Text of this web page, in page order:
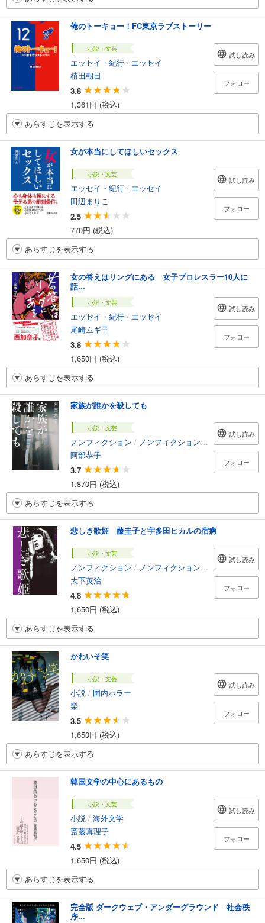
俺のトーキョー！FC東京ラブストーリー
小説・文芸
エッセイ・紀行 / エッセイ
植田朝日
3.8
1,361円 (税込)
試し読み
フォロー
あらすじを表示する
女が本当にしてほしいセックス
小説・文芸
エッセイ・紀行 / エッセイ
田辺まりこ
2.5
770円 (税込)
試し読み
フォロー
あらすじを表示する
女の答えはリングにある 女子プロレスラー10人に
話...
小説・文芸
エッセイ・紀行 / エッセイ
尾崎ムギ子
3.8
1,650円 (税込)
試し読み
フォロー
あらすじを表示する
家族が誰かを殺しても
小説・文芸
ノンフィクション / ノンフィクション・ドキュメンタリー
阿部恭子
3.7
1,870円 (税込)
試し読み
フォロー
あらすじを表示する
悲しき歌姫 藤圭子と宇多田ヒカルの宿痾
小説・文芸
ノンフィクション / ノンフィクション・ドキュメンタリー
大下英治
4.8
1,650円 (税込)
試し読み
フォロー
あらすじを表示する
かわいそ笑
小説・文芸
小説 / 国内ホラー
梨
3.5
1,650円 (税込)
試し読み
フォロー
あらすじを表示する
韓国文学の中心にあるもの
小説・文芸
小説 / 海外文学
斎藤真理子
4.5
1,650円 (税込)
試し読み
フォロー
あらすじを表示する
完全版 ダークウェブ・アンダーグラウンド 社会秩
序...